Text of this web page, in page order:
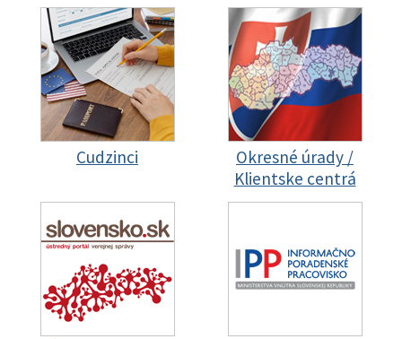
Cudzinci
Okresné úrady /
Klientske centrá